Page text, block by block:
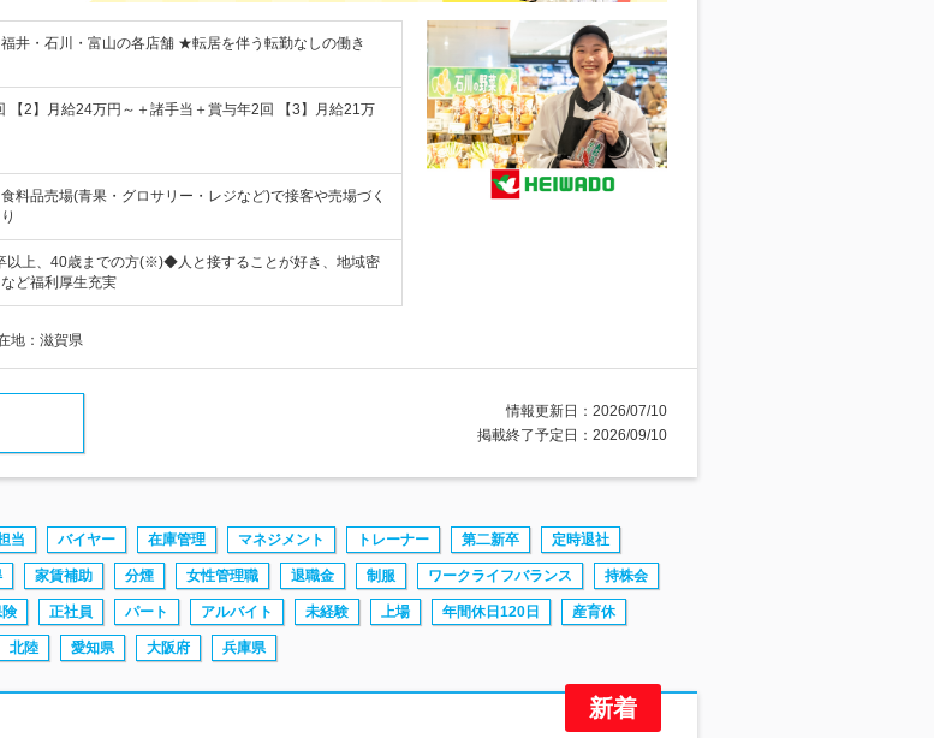
井・石川・富山の各店舗 ★転居を伴う転勤なしの働き
【2】月給24万円～＋諸手当＋賞与年2回 【3】月給21万
料品売場(青果・グロサリー・レジなど)で接客や売場づく
以上、40歳までの方(※)◆人と接することが好き、地域密
ど福利厚生充実
地：滋賀県
情報更新日：2026/07/10
掲載終了予定日：2026/09/10
当 バイヤー 在庫管理 マネジメント トレーナー 第二新卒 定時退社
家賃補助 分煙 女性管理職 退職金 制服 ワークライフバランス 持株会
正社員 パート アルバイト 未経験 上場 年間休日120日 産育休
北陸 愛知県 大阪府 兵庫県